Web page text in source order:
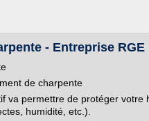
- Entreprise RGE
de charpente
va permettre de protéger votre
humidité, etc.).